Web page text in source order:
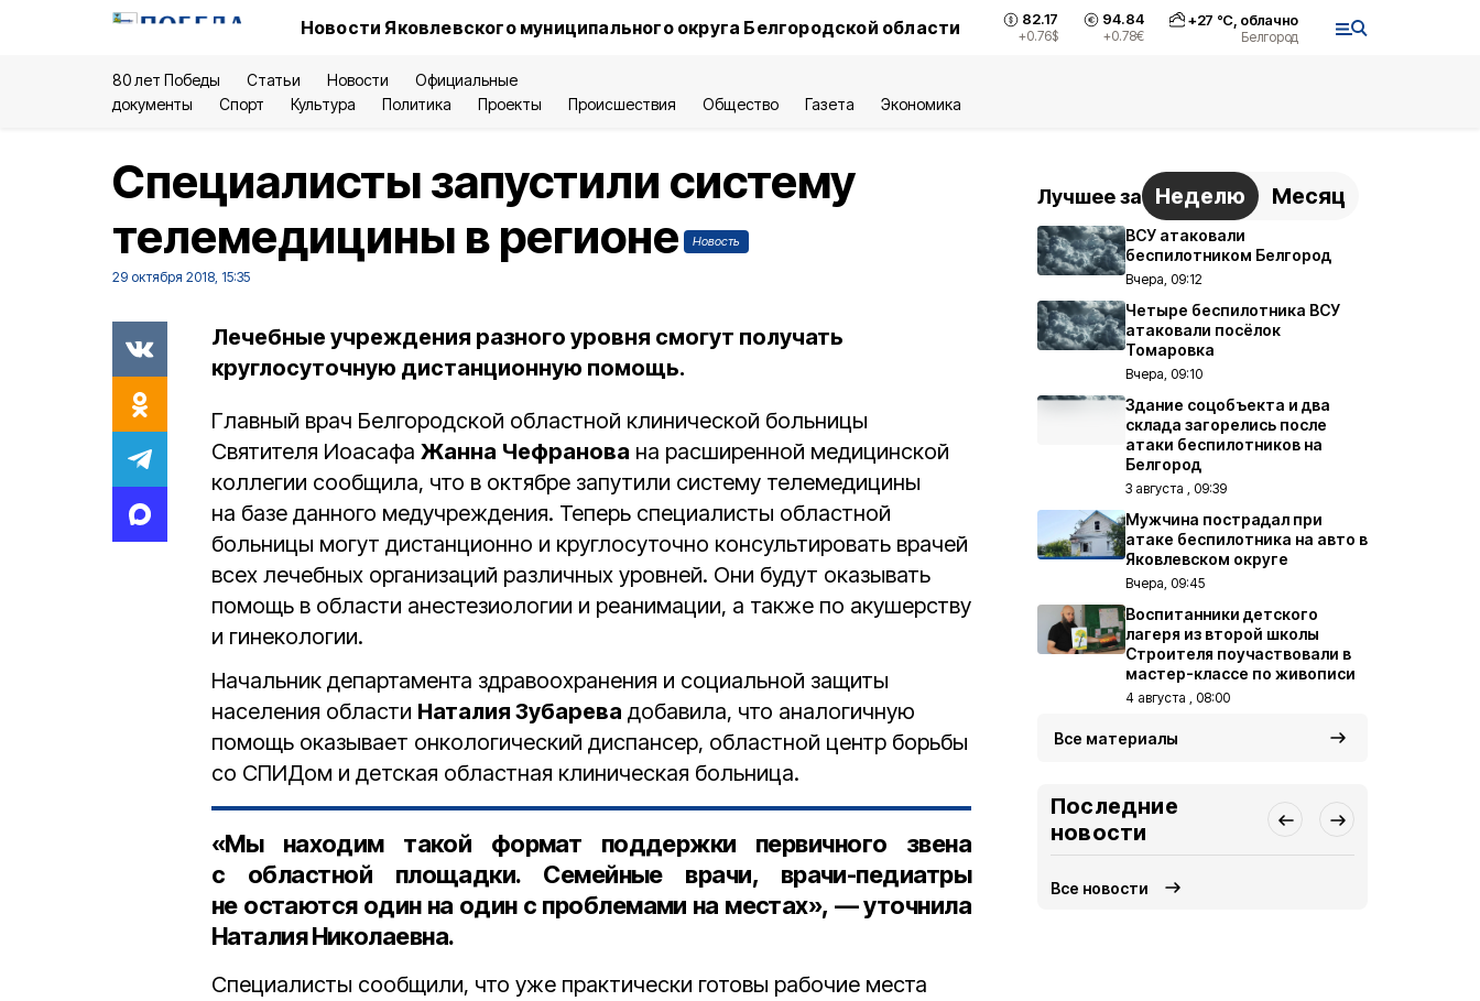
Новости Яковлевского муниципального округа Белгородской области 82.17
+0.76$
94.84
+0.78€
+27 °С, облачно
Белгород
80 лет Победы Статьи Новости
Официальные
документы
Спорт Культура Политика Проекты Происшествия Общество Газета Экономика
Специалисты запустили систему
телемедицины в регионе
Новость
29 октября 2018, 15:35
Лечебные учреждения разного уровня смогут получать
круглосуточную дистанционную помощь.
Главный врач Белгородской областной клинической больницы
Святителя Иоасафа Жанна Чефранова на расширенной медицинской
коллегии сообщила, что в октябре запутили систему телемедицины
на базе данного медучреждения. Теперь специалисты областной
больницы могут дистанционно и круглосуточно консультировать врачей
всех лечебных организаций различных уровней. Они будут оказывать
помощь в области анестезиологии и реанимации, а также по акушерству
и гинекологии.
Начальник департамента здравоохранения и социальной защиты
населения области Наталия Зубарева добавила, что аналогичную
помощь оказывает онкологический диспансер, областной центр борьбы
со СПИДом и детская областная клиническая больница.
«Мы находим такой формат поддержки первичного звена
с областной площадки. Семейные врачи, врачи-педиатры
не остаются один на один с проблемами на местах», — уточнила
Наталия Николаевна.
Специалисты сообщили, что уже практически готовы рабочие места
Лучшее за Неделю Месяц
ВСУ атаковали
беспилотником Белгород
Вчера, 09:12
Четыре беспилотника ВСУ
атаковали посёлок
Томаровка
Вчера, 09:10
Здание соцобъекта и два
склада загорелись после
атаки беспилотников на
Белгород
3 августа , 09:39
Мужчина пострадал при
атаке беспилотника на авто в
Яковлевском округе
Вчера, 09:45
Воспитанники детского
лагеря из второй школы
Строителя поучаствовали в
мастер-классе по живописи
4 августа , 08:00
Все материалы
Последние
новости
Все новости